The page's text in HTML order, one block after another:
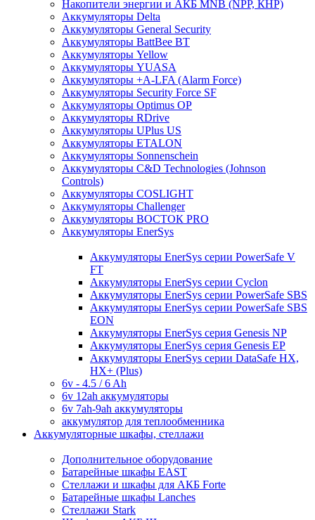
Накопители энергии и АКБ MNB (NPP, КНР)
Аккумуляторы Delta
Аккумуляторы General Security
Аккумуляторы BattBee BT
Аккумуляторы Yellow
Аккумуляторы YUASA
Аккумуляторы +A-LFA (Alarm Force)
Аккумуляторы Security Force SF
Аккумуляторы Optimus OP
Аккумуляторы RDrive
Аккумуляторы UPlus US
Аккумуляторы ETALON
Аккумуляторы Sonnenschein
Аккумуляторы С&D Technologies (Johnson
Controls)
Аккумуляторы COSLIGHT
Аккумуляторы Challenger
Аккумуляторы ВОСТОК PRO
Аккумуляторы EnerSys
Аккумуляторы EnerSys серии PowerSafe V
FT
Аккумуляторы EnerSys серии Cyclon
Аккумуляторы EnerSys серии PowerSafe SBS
Аккумуляторы EnerSys серии PowerSafe SBS
EON
Аккумуляторы EnerSys серия Genesis NP
Аккумуляторы EnerSys серия Genesis EP
Аккумуляторы EnerSys серии DataSafe HX,
HX+ (Plus)
6v - 4.5 / 6 Ah
6v 12ah аккумуляторы
6v 7ah-9ah аккумуляторы
аккумулятор для теплообменника
Аккумуляторные шкафы, стеллажи
Дополнительное оборудование
Батарейные шкафы EAST
Стеллажи и шкафы для АКБ Forte
Батарейные шкафы Lanches
Стеллажи Stark